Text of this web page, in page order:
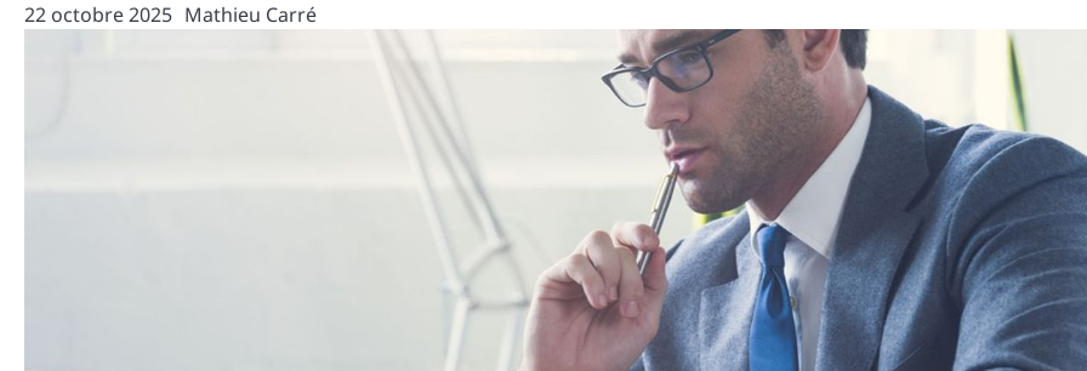
22 octobre 2025 Mathieu Carré